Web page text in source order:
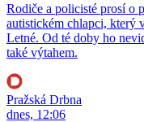
Rodiče a policisté prosí o
autistickém chlapci, který
Letné. Od té doby ho
také výtahem.
Pražská Drbna
dnes, 12:06